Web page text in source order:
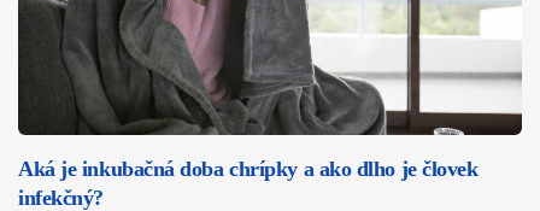
Aká je inkubačná doba chrípky a ako dlho je človek
infekčný?